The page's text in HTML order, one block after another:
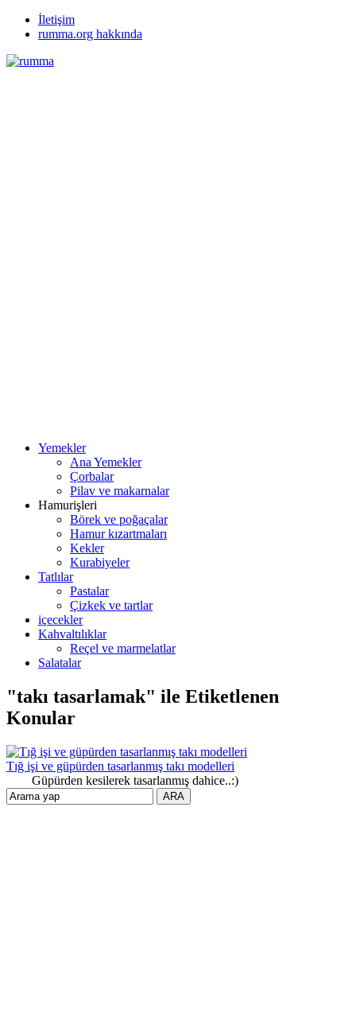
İletişim
rumma.org hakkında
Yemekler
Ana Yemekler
Çorbalar
Pilav ve makarnalar
Hamurişleri
Börek ve poğaçalar
Hamur kızartmaları
Kekler
Kurabiyeler
Tatlılar
Pastalar
Çizkek ve tartlar
içecekler
Kahvaltılıklar
Reçel ve marmelatlar
Salatalar
"takı tasarlamak" ile Etiketlenen
Konular
Tığ işi ve güpürden tasarlanmış takı modelleri
Güpürden kesilerek tasarlanmış dahice..:)